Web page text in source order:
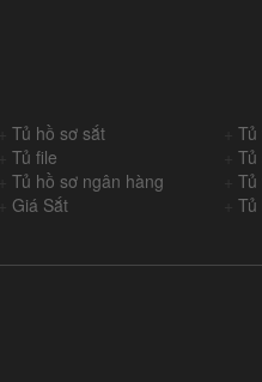
+Tủ hồ sơ sắt
+Tủ file
Tủ
+Tủ hồ sơ ngân hàng
Tủ
+Giá Sắt Tủ